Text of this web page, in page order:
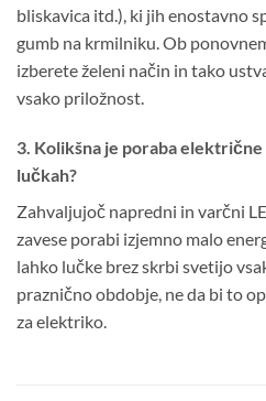
bliskavica itd.), ki jih enostavno
gumb na krmilniku. Ob
izberete želeni način in tako
vsako priložnost.
3. Kolikšna je poraba
lučkah?
Zahvaljujoč napredni in varčni
zavese porabi izjemno malo
lahko lučke brez skrbi svetijo
praznično obdobje, ne da bi to
za elektriko.